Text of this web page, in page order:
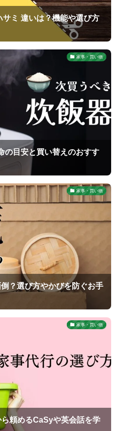
ミ 違いは？機能や選び方
家事・買い物
の目安と買い替えのおすす
家事・買い物
？選び方やかびを防ぐお手
家事・買い物
頼めるCaSyや英会話を学